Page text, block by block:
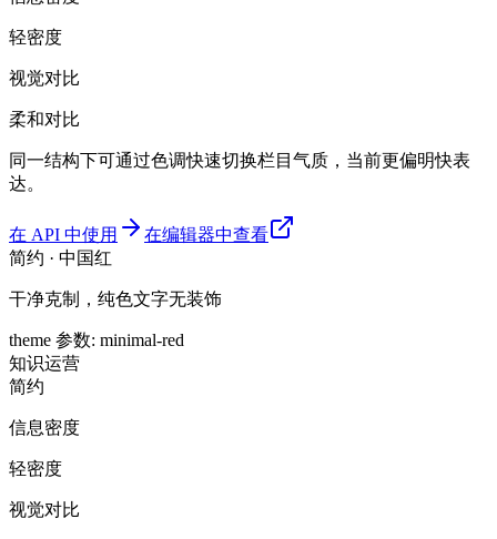
轻密度
视觉对比
柔和对比
同一结构下可通过色调快速切换栏目气质，当前更偏明快表
达。
在 API 中使用
在编辑器中查看
简约 · 中国红
干净克制，纯色文字无装饰
theme 参数: minimal-red
知识运营
简约
信息密度
轻密度
视觉对比